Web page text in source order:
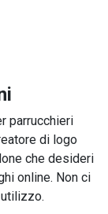
parrucchieri
di logo
che desideri
online. Non ci